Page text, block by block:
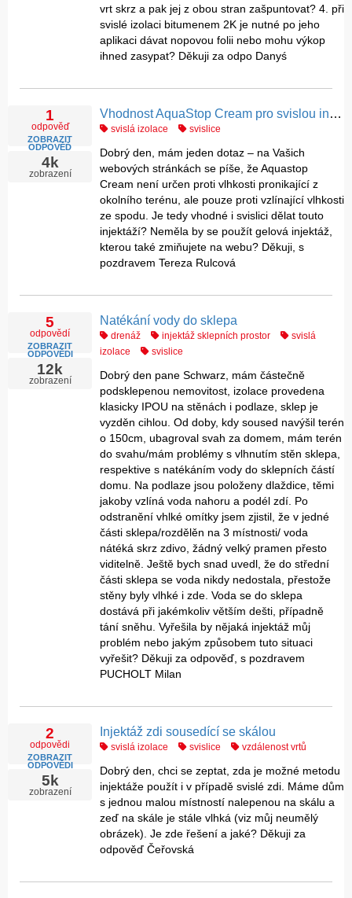
vrt skrz a pak jej z obou stran zašpuntovat? 4. při
svislé izolaci bitumenem 2K je nutné po jeho
aplikaci dávat nopovou folii nebo mohu výkop
ihned zasypat? Děkuji za odpo Danyś
1
odpověď
ZOBRAZIT
ODPOVĚĎ
4k
zobrazení
Vhodnost AquaStop Cream pro svislou injektáž
svislá izolace svislice
Dobrý den, mám jeden dotaz – na Vašich
webových stránkách se píše, že Aquastop
Cream není určen proti vlhkosti pronikající z
okolního terénu, ale pouze proti vzlínající vlhkosti
ze spodu. Je tedy vhodné i svislici dělat touto
injektáží? Neměla by se použít gelová injektáž,
kterou také zmiňujete na webu? Děkuji, s
pozdravem Tereza Rulcová
5
odpovědí
ZOBRAZIT
ODPOVĚDI
12k
zobrazení
Natékání vody do sklepa
drenáž injektáž sklepních prostor
svislá
izolace
svislice
Dobrý den pane Schwarz, mám částečně
podsklepenou nemovitost, izolace provedena
klasicky IPOU na stěnách i podlaze, sklep je
vyzděn cihlou. Od doby, kdy soused navýšil terén
o 150cm, ubagroval svah za domem, mám terén
do svahu/mám problémy s vlhnutím stěn sklepa,
respektive s natékáním vody do sklepních částí
domu. Na podlaze jsou položeny dlaždice, těmi
jakoby vzlíná voda nahoru a podél zdí. Po
odstranění vhlké omítky jsem zjistil, že v jedné
části sklepa/rozdělěn na 3 místnosti/ voda
nátéká skrz zdivo, žádný velký pramen přesto
viditelně. Ještě bych snad uvedl, že do střední
části sklepa se voda nikdy nedostala, přestože
stěny byly vlhké i zde. Voda se do sklepa
dostává při jakémkoliv větším dešti, případně
tání sněhu. Vyřešila by nějaká injektáž můj
problém nebo jakým způsobem tuto situaci
vyřešit? Děkuji za odpověď, s pozdravem
PUCHOLT Milan
2
odpovědi
ZOBRAZIT
ODPOVĚDI
5k
zobrazení
Injektáž zdi sousedící se skálou
svislá izolace svislice vzdálenost vrtů
Dobrý den, chci se zeptat, zda je možné metodu
injektáže použít i v případě svislé zdi. Máme dům
s jednou malou místností nalepenou na skálu a
zeď na skále je stále vlhká (viz můj neumělý
obrázek). Je zde řešení a jaké? Děkuji za
odpověď Čeřovská